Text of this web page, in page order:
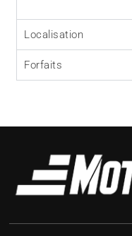
Localisation
Forfaits